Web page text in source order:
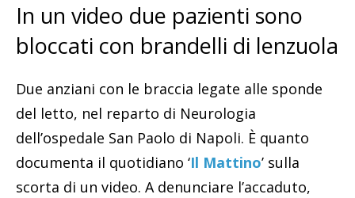
In un video due pazienti sono
bloccati con brandelli di lenzuola
Due anziani con le braccia legate alle sponde
del letto, nel reparto di Neurologia
dell’ospedale San Paolo di Napoli. È quanto
documenta il quotidiano ‘Il Mattino’ sulla
scorta di un video. A denunciare l’accaduto,